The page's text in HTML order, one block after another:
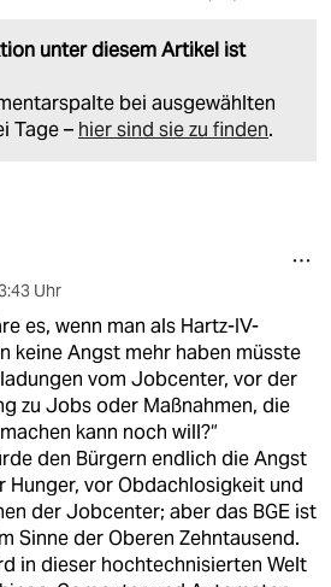
unter diesem Artikel ist
bei ausgewählten
Tage – hier sind sie zu finden.
Uhr
es, wenn man als Hartz-IV-
keine Angst mehr haben müsste
vom Jobcenter, vor der
zu Jobs oder Maßnahmen, die
kann noch will?“
den Bürgern endlich die Angst
Hunger, vor Obdachlosigkeit und
der Jobcenter; aber das BGE ist
Sinne der Oberen Zehntausend.
in dieser hochtechnisierten Welt